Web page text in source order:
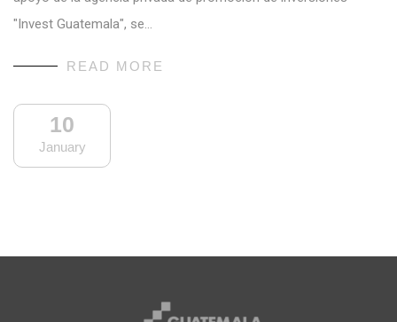
"Invest Guatemala", se…
READ MORE
10
January